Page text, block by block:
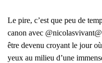
Le pire, c’est que peu de
canon avec
être deve­nu croyant le jour
yeux au milieu d’une